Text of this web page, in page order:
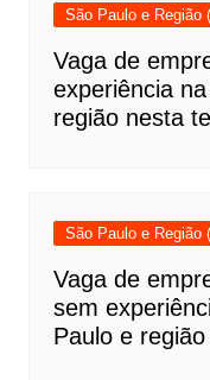
São Paulo e Região
Vaga de
experiência
região nesta
São Paulo e Região
Vaga de
sem
Paulo e